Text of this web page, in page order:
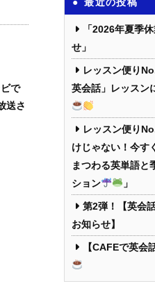
で
送さ
最近の投稿
「2026年夏季
せ」
レッスン便り
英会話」レッスン
レッスン便り
けじゃない！今す
まつわる英単語と
ション
」
第2弾！【英会
お知らせ】
【CAFEで英会